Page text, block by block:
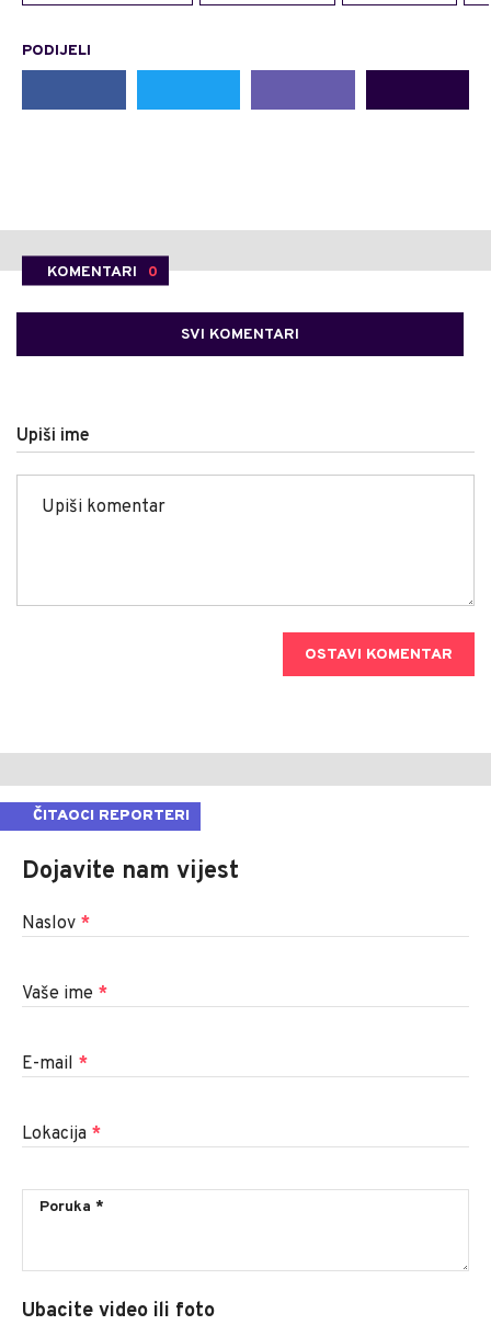
PODIJELI
KOMENTARI 0
SVI KOMENTARI
Upiši ime
OSTAVI KOMENTAR
ČITAOCI REPORTERI
Dojavite nam vijest
Naslov *
Vaše ime *
E-mail *
Lokacija *
Ubacite video ili foto